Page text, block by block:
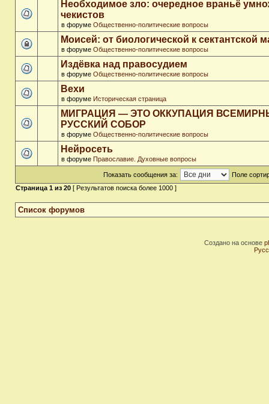
Необходимое зло: очередное враньё
чекистов
в форуме Общественно-политические вопросы
Моисей: от биологической к сектантской
в форуме Общественно-политические вопросы
Издёвка над правосудием
в форуме Общественно-политические вопросы
Вехи
в форуме Историческая страница
МИГРАЦИЯ — ЭТО ОККУПАЦИЯ
РУССКИЙ СОБОР
в форуме Общественно-политические вопросы
Нейросеть
в форуме Православие. Духовные вопросы
Показать сообщения за:
Поле
Страница 1 из 20 [ Результатов поиска более 1000 ]
Список форумов
Создано на основе